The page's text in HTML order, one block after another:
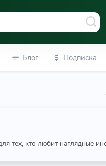
Блог Подписка
тех, кто любит наглядные